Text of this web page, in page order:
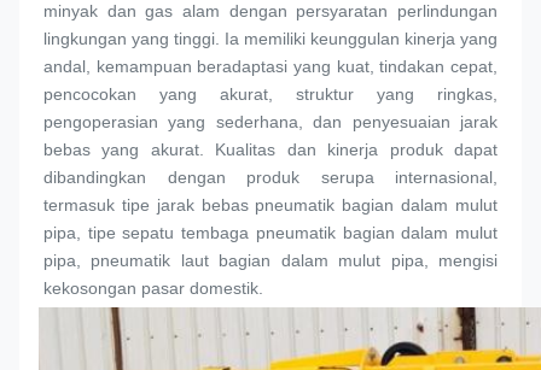
minyak dan gas alam dengan persyaratan perlindungan
lingkungan yang tinggi. Ia memiliki keunggulan kinerja yang
andal, kemampuan beradaptasi yang kuat, tindakan cepat,
pencocokan yang akurat, struktur yang ringkas,
pengoperasian yang sederhana, dan penyesuaian jarak
bebas yang akurat. Kualitas dan kinerja produk dapat
dibandingkan dengan produk serupa internasional,
termasuk tipe jarak bebas pneumatik bagian dalam mulut
pipa , tipe sepatu tembaga pneumatik bagian dalam mulut
pipa , pneumatik laut bagian dalam mulut pipa , mengisi
kekosongan pasar domestik.